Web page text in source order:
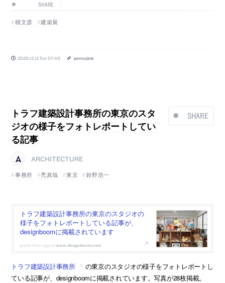
SHARE
槇文彦 建築展
2020.12.12 Sat 07:40 permalink
SHARE
トラフ建築設計事務所の東京のスタ
ジオの様子をフォトレポートしてい
る記事
ARCHITECTURE
事務所
禿真哉 東京 鈴野浩一
トラフ建築設計事務所の東京のスタジオの
様子をフォトレポートしている記事が、
designboomに掲載されています
www.designboom.com
トラフ建築設計事務所
の東京のスタジオの様子をフォトレポートし
ている記事が、designboomに掲載されています。写真が28枚掲載。